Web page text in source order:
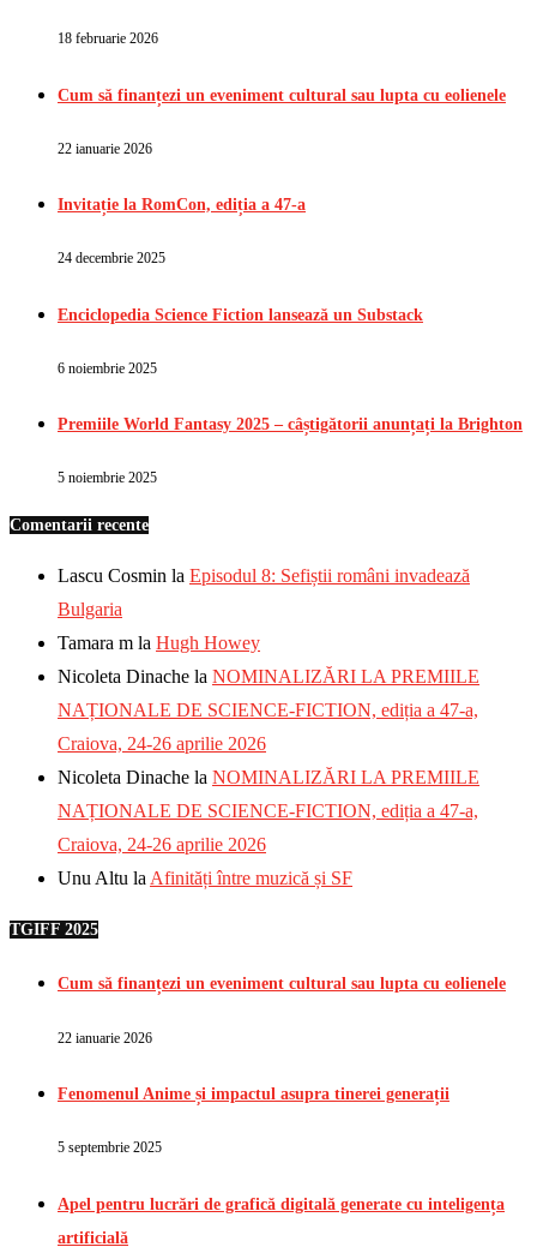
18 februarie 2026
Cum să finanțezi un eveniment cultural sau lupta cu eolienele
22 ianuarie 2026
Invitație la RomCon, ediția a 47-a
24 decembrie 2025
Enciclopedia Science Fiction lansează un Substack
6 noiembrie 2025
Premiile World Fantasy 2025 – câștigătorii anunțați la Brighton
5 noiembrie 2025
Comentarii recente
Lascu Cosmin la Episodul 8: Sefiștii români invadează
Bulgaria
Tamara m la Hugh Howey
Nicoleta Dinache la NOMINALIZĂRI LA PREMIILE
NAȚIONALE DE SCIENCE-FICTION, ediția a 47-a,
Craiova, 24-26 aprilie 2026
Nicoleta Dinache la NOMINALIZĂRI LA PREMIILE
NAȚIONALE DE SCIENCE-FICTION, ediția a 47-a,
Craiova, 24-26 aprilie 2026
Unu Altu la Afinități între muzică și SF
TGIFF 2025
Cum să finanțezi un eveniment cultural sau lupta cu eolienele
22 ianuarie 2026
Fenomenul Anime și impactul asupra tinerei generații
5 septembrie 2025
Apel pentru lucrări de grafică digitală generate cu inteligența
artificială